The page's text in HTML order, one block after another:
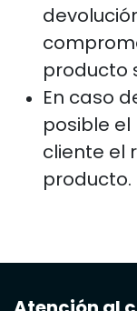
producto
En caso
posible
cliente el
producto.